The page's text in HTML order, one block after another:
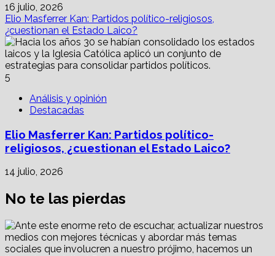
16 julio, 2026
Elio Masferrer Kan: Partidos político-religiosos,
¿cuestionan el Estado Laico?
5
Análisis y opinión
Destacadas
Elio Masferrer Kan: Partidos político-
religiosos, ¿cuestionan el Estado Laico?
14 julio, 2026
No te las pierdas